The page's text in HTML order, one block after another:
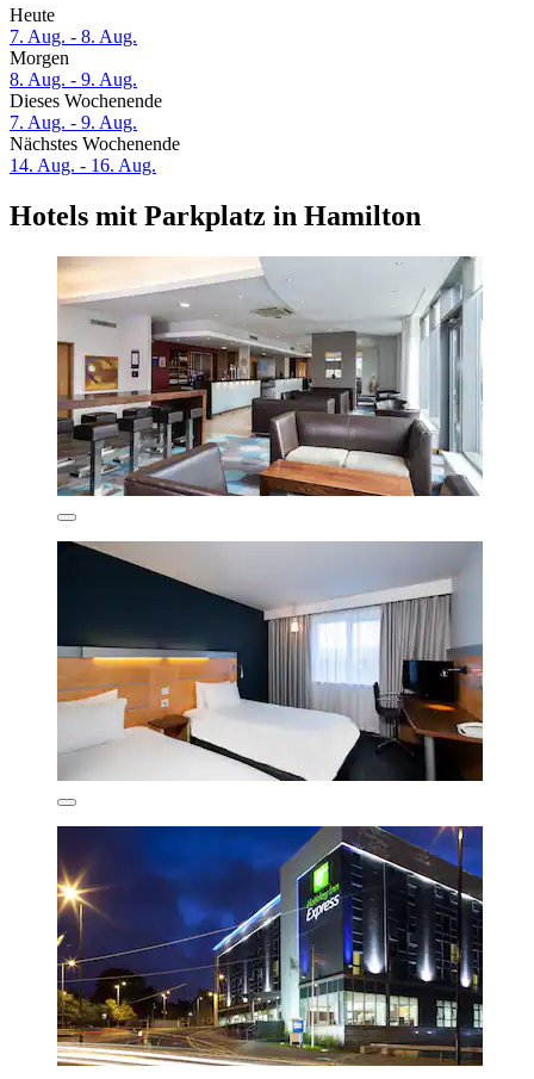
Heute
7. Aug. - 8. Aug.
Morgen
8. Aug. - 9. Aug.
Dieses Wochenende
7. Aug. - 9. Aug.
Nächstes Wochenende
14. Aug. - 16. Aug.
Hotels mit Parkplatz in Hamilton